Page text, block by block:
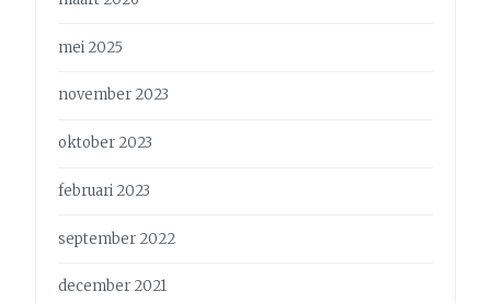
mei 2025
november 2023
oktober 2023
februari 2023
september 2022
december 2021